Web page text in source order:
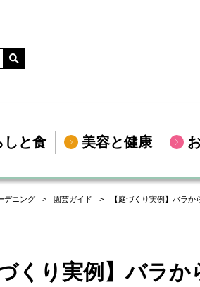
しと食 美容と健康
デニング 園芸ガイド 【庭づくり実例】バラ
づくり実例】バラ